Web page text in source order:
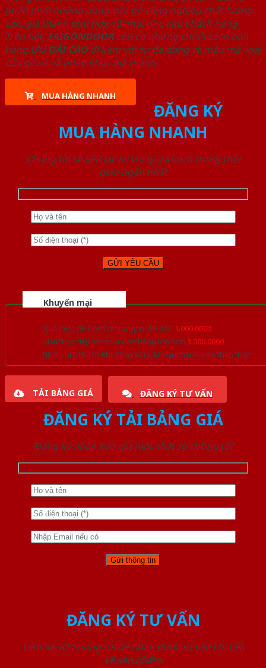
phân phối những dòng cửa gỗ công nghiệp chất lượng
cao, giá thành phù hợp với mọi nhu cầu khách hàng.
Trên hết, SAIGONDOORcòn có những chính sách bán
hàng ƯU ĐÃI CAOđi kèm với sự đa dạng về mẫu mã, loại
cửa gỗ và cả phân khúc giá thành.
MUA HÀNG NHANH
ĐĂNG KÝ
MUA HÀNG NHANH
Chúng tôi sẽ liên lạc lại với quý khách trong thời
gian ngắn nhất
Khuyến mại
Quà tặng đồ nội thất trang trí lên đến 1.000.000đ
Giảm trực tiếp khi mua đơn hàng lớn hơn 3.000.000đ
Nhiều ưu đãi lớn khi đăng ký tài khoản thành viên thân thiết
TẢI BẢNG GIÁ ĐĂNG KÝ TƯ VẤN
ĐĂNG KÝ TẢI BẢNG GIÁ
Đăng ký nhận báo giá mới nhất từ chúng tôi
ĐĂNG KÝ TƯ VẤN
Liên hệ với chúng tôi để nhận được tư vấn chi tiết
về sản phẩm